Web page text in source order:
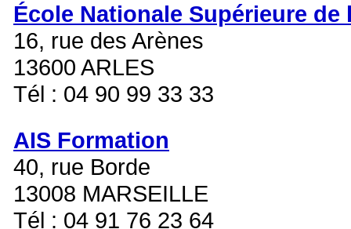
École Nationale Supérieure
16, rue des Arènes
13600 ARLES
Tél : 04 90 99 33 33
AIS Formation
40, rue Borde
13008 MARSEILLE
Tél : 04 91 76 23 64